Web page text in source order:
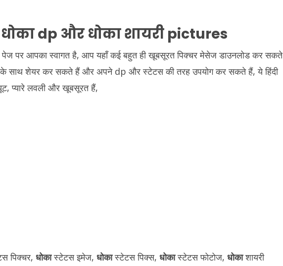
धोकाdp और धोकाशायरी pictures
पर आपका स्वागत है, आप यहाँ कई बहुत ही खूबसूरत पिक्चर मेसेज डाउनलोड कर सकते
के साथ शेयर कर सकते हैं और अपने dp और स्टेटस की तरह उपयोग कर सकते हैं, ये हिंदी
प्यारे लवली और खूबसूरत हैं,
पिक्चर, धोकास्टेटस इमेज, धोकास्टेटस पिक्स, धोकास्टेटस फोटोज, धोकाशायरी